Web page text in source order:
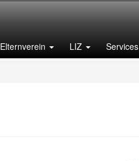
Elternverein LIZ Services